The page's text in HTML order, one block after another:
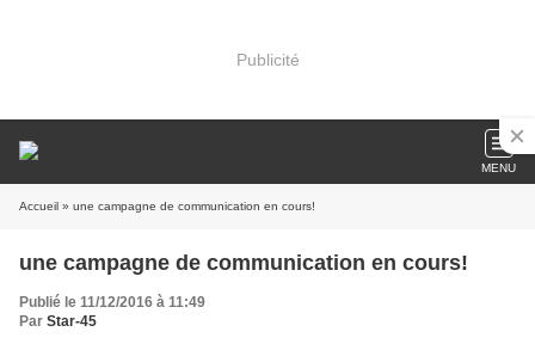
Publicité
MENU
Accueil » une campagne de communication en cours!
une campagne de communication en cours!
Publié le 11/12/2016 à 11:49
Par Star-45